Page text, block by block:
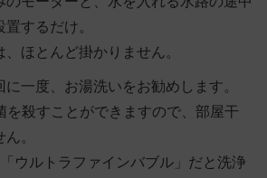
するだけ。
ほとんど掛かりません。
一度、お湯洗いをお勧めします。
殺すことができますので、部屋干
。
ウルトラファインバブル」だと洗浄